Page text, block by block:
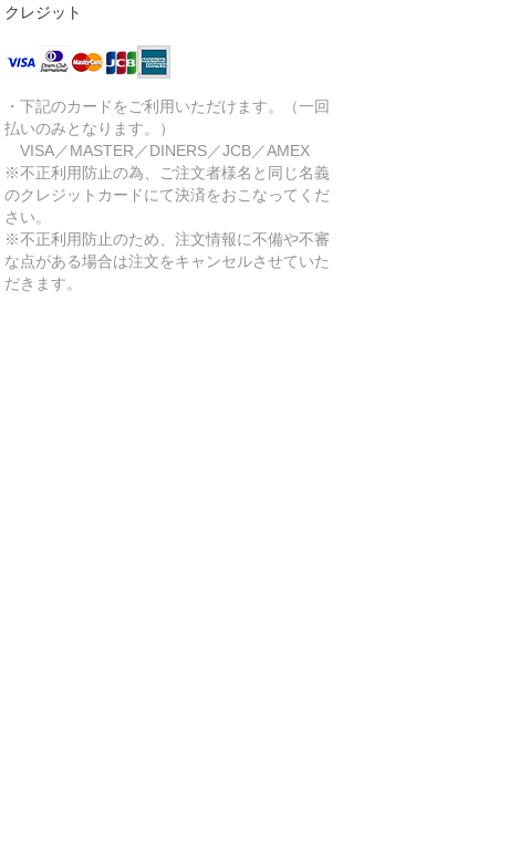
クレジット
・下記のカードをご利用いただけます。（一回
払いのみとなります。）
VISA／MASTER／DINERS／JCB／AMEX
※不正利用防止の為、ご注文者様名と同じ名義
のクレジットカードにて決済をおこなってくだ
さい。
※不正利用防止のため、注文情報に不備や不審
な点がある場合は注文をキャンセルさせていた
だきます。